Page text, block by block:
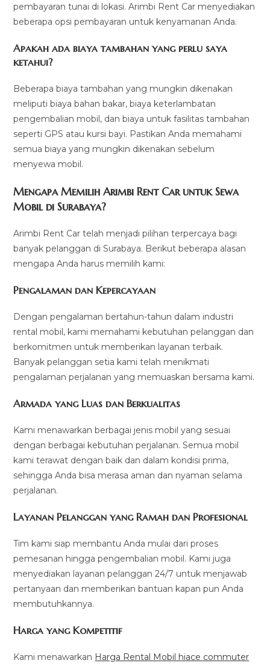
pembayaran tunai di lokasi. Arimbi Rent Car menyediakan
beberapa opsi pembayaran untuk kenyamanan Anda.
Apakah ada biaya tambahan yang perlu saya
ketahui?
Beberapa biaya tambahan yang mungkin dikenakan
meliputi biaya bahan bakar, biaya keterlambatan
pengembalian mobil, dan biaya untuk fasilitas tambahan
seperti GPS atau kursi bayi. Pastikan Anda memahami
semua biaya yang mungkin dikenakan sebelum
menyewa mobil.
Mengapa Memilih Arimbi Rent Car untuk Sewa
Mobil di Surabaya?
Arimbi Rent Car telah menjadi pilihan terpercaya bagi
banyak pelanggan di Surabaya. Berikut beberapa alasan
mengapa Anda harus memilih kami:
Pengalaman dan Kepercayaan
Dengan pengalaman bertahun-tahun dalam industri
rental mobil, kami memahami kebutuhan pelanggan dan
berkomitmen untuk memberikan layanan terbaik.
Banyak pelanggan setia kami telah menikmati
pengalaman perjalanan yang memuaskan bersama kami.
Armada yang Luas dan Berkualitas
Kami menawarkan berbagai jenis mobil yang sesuai
dengan berbagai kebutuhan perjalanan. Semua mobil
kami terawat dengan baik dan dalam kondisi prima,
sehingga Anda bisa merasa aman dan nyaman selama
perjalanan.
Layanan Pelanggan yang Ramah dan Profesional
Tim kami siap membantu Anda mulai dari proses
pemesanan hingga pengembalian mobil. Kami juga
menyediakan layanan pelanggan 24/7 untuk menjawab
pertanyaan dan memberikan bantuan kapan pun Anda
membutuhkannya.
Harga yang Kompetitif
Kami menawarkan Harga Rental Mobil hiace commuter